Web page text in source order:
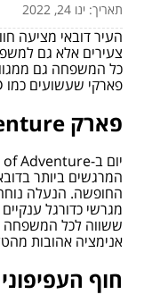
תאריך: ינו 24, 2022
העיר דובאי מציעה
צעירים אלא גם
כל המשפחה גם
פארקי שעשועים כמו MOTIONGATE, LEGOLAND ועוד.
פארק
המרגשים ביותר
מגרשי כדורגל
ששווה לכל המשפחה
אנימציה אהובות
חוף